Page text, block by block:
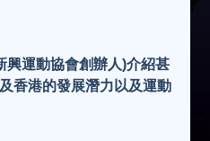
運動協會創辦人)介紹甚
香港的發展潛力以及運動